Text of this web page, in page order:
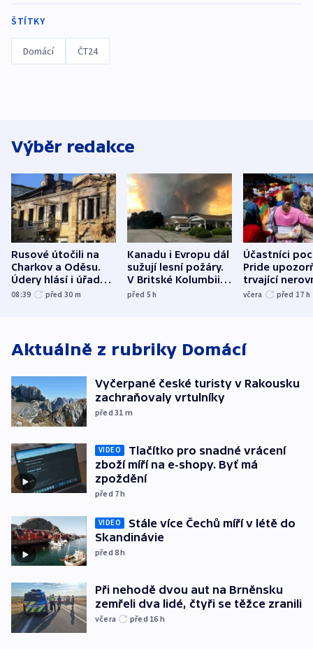
ŠTÍTKY
Domácí ČT24
Výběr redakce
Rusové útočili na
Charkov a Oděsu.
Údery hlásí i úřady v
Bělgorodu
08:39 před 30 m
Kanadu i Evropu dál
sužují lesní požáry.
V Britské Kolumbii
evakuovali tisíce lidí
před 5h
Účastníci
Pride
trvající
včera před 17 h
Aktuálně z rubriky Domácí
Vyčerpané české turisty v Rakousku
zachraňovaly vrtulníky
před 31 m
VIDEO
Tlačítko pro snadné vrácení
zboží míří na e-shopy. Byť má
zpoždění
před 7h
VIDEO
Stále více Čechů míří v létě do
Skandinávie
před 8h
Při nehodě dvou aut na Brněnsku
zemřeli dva lidé, čtyři se těžce zranili
včera před 16 h